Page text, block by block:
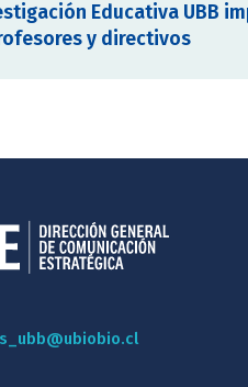
Educativa UBB
y directivos